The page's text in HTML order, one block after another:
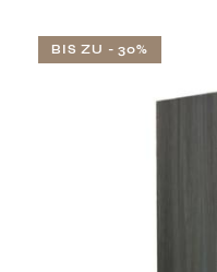
BIS ZU - 30%